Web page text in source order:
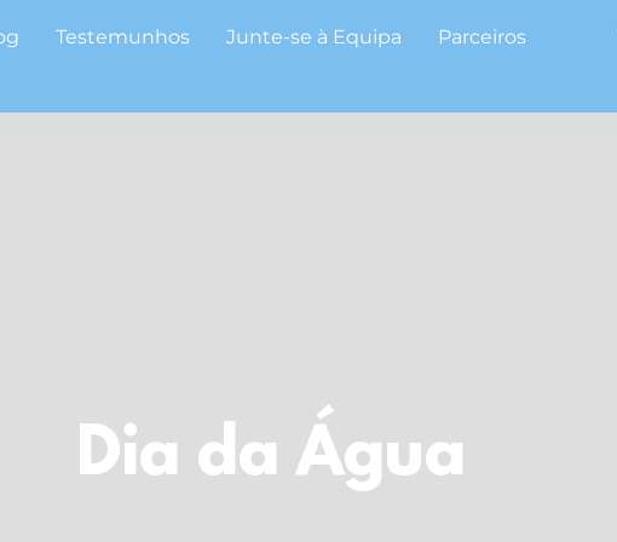
Testemunhos Junte-se à Equipa Parceiros
Dia da Água